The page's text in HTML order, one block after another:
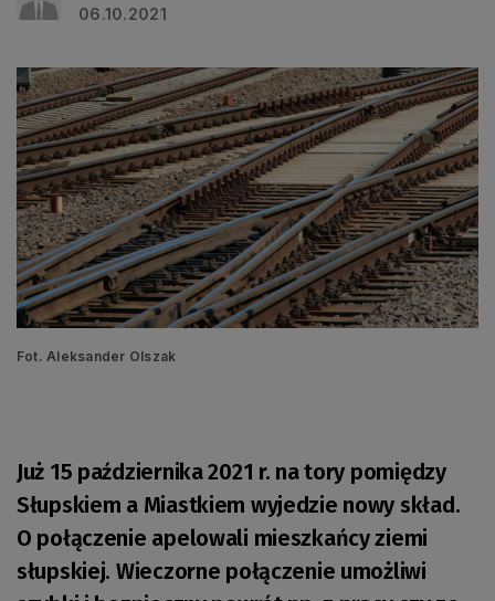
06.10.2021
Fot. Aleksander Olszak
Już 15 października 2021 r. na tory pomiędzy
Słupskiem a Miastkiem wyjedzie nowy skład.
O połączenie apelowali mieszkańcy ziemi
słupskiej. Wieczorne połączenie umożliwi